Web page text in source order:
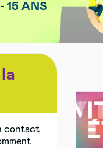
15 ANS
contact